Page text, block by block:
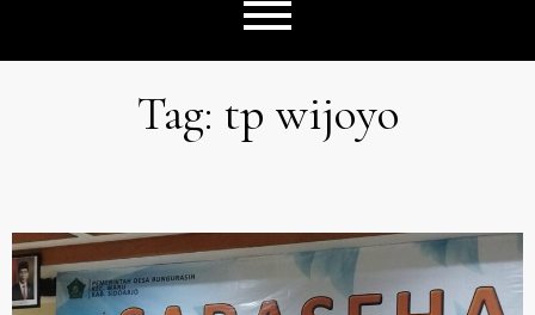
Tag: tp wijoyo